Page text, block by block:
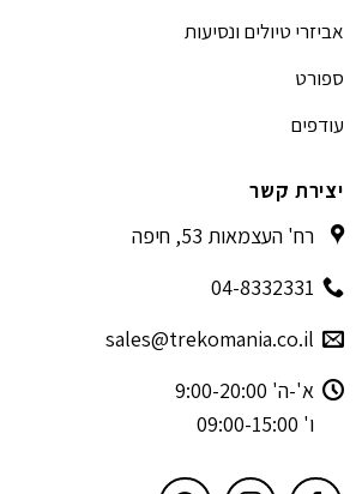
אביזרי טיולים ונסיעות
ספורט
עודפים
יצירת קשר
רח' העצמאות 53, חיפה
04-8332331
sales@trekomania.co.il
א'-ה' 9:00-20:00
ו' 09:00-15:00